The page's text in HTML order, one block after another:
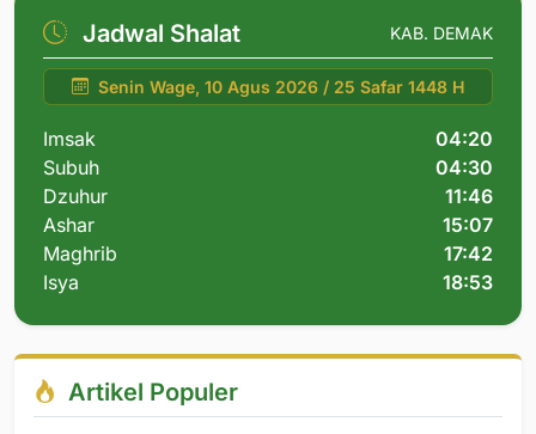
Jadwal Shalat KAB. DEMAK
Senin Wage, 10 Agus 2026 / 25 Safar 1448 H
Imsak
04:20
Subuh
04:30
Dzuhur
11:46
Ashar
15:07
Maghrib
17:42
Isya
18:53
Artikel Populer